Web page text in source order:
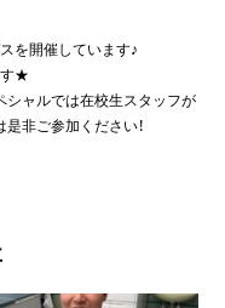
を開催しています♪
す★
シャルでは在校生スタッフが
非ご参加ください！